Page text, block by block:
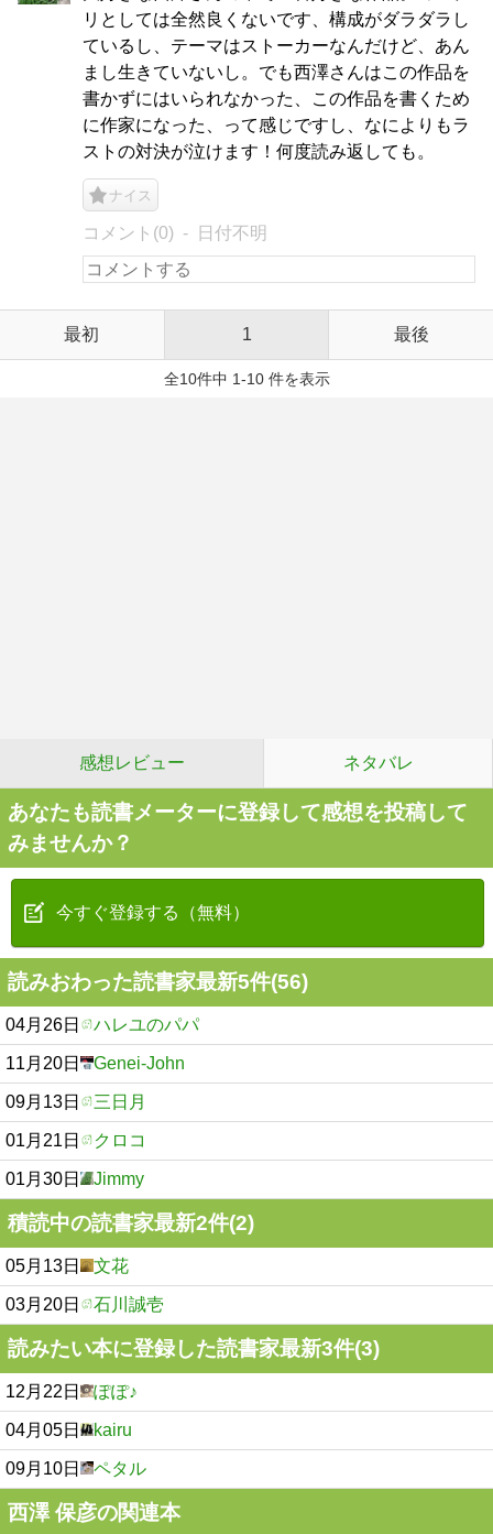
リとしては全然良くないです、構成がダラダラし
ているし、テーマはストーカーなんだけど、あん
まし生きていないし。でも西澤さんはこの作品を
書かずにはいられなかった、この作品を書くため
に作家になった、って感じですし、なによりもラ
ストの対決が泣けます！何度読み返しても。
ナイス
コメント(0) 日付不明
最初 1 最後
全10件中 1-10 件を表示
感想レビュー ネタバレ
あなたも読書メーターに登録して感想を投稿して
みませんか？
今すぐ登録する（無料）
読みおわった読書家最新5件(56)
04月26日 ハレユのパパ
11月20日 Genei-John
09月13日 三日月
01月21日 クロコ
01月30日 Jimmy
積読中の読書家最新2件(2)
05月13日 文花
03月20日 石川誠壱
読みたい本に登録した読書家最新3件(3)
12月22日 ぽぽ♪
04月05日 kairu
09月10日 ペタル
西澤 保彦の関連本